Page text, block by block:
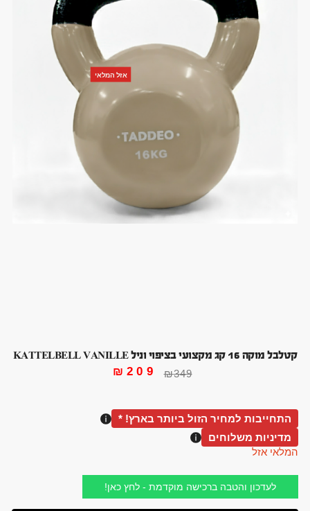
אזל המלאי
קטלבל מוקה 16 קג מקצועי בציפוי וניל KATTELBELL VANILLE
₪349
₪ 209
התחייבות למחיר הזול ביותר בארץ! *
מדיניות משלוחים
המלאי אזל
לעדכון והטבה ברכישה מוקדמת - לחץ כאן!